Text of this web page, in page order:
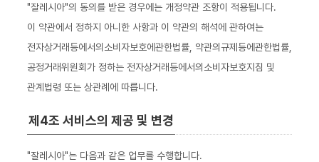
"잘레시아"의 동의를 받은 경우에는 개정약관 조항이 적용됩니다.
이 약관에서 정하지 아니한 사항과 이 약관의 해석에 관하여는
전자상거래등에서의소비자보호에관한법률, 약관의규제등에관한법률,
공정거래위원회가 정하는 전자상거래등에서의소비자보호지침 및
관계법령 또는 상관례에 따릅니다.
제4조 서비스의 제공 및 변경
"잘레시아"는 다음과 같은 업무를 수행합니다.